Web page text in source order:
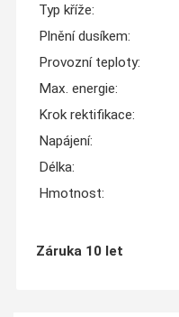
Typ kříže:
Plnění dusíkem:
Provozní teploty:
Max. energie:
Krok rektifikace:
Napájení:
Délka:
Hmotnost:
Záruka 10 let